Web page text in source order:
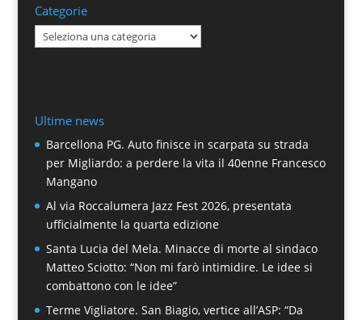
Categorie
Categorie
Ultime news
Barcellona PG. Auto finisce in scarpata su strada
per Migliardo: a perdere la vita il 40enne Francesco
Mangano
Al via Roccalumera Jazz Fest 2026, presentata
ufficialmente la quarta edizione
Santa Lucia del Mela. Minacce di morte al sindaco
Matteo Sciotto: “Non mi farò intimidire. Le idee si
combattono con le idee”
Terme Vigliatore. San Biagio, vertice all’ASP: “Da